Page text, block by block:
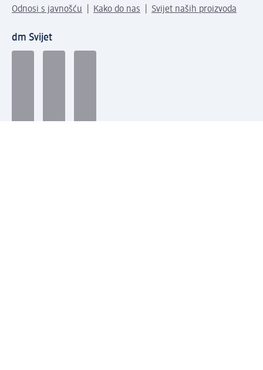
Odnosi s javnošću
Kako do nas Svijet naših proizvoda
dm Svijet